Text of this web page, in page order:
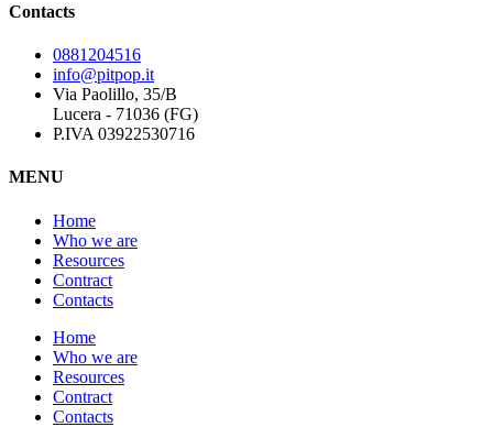
Contacts
0881204516
info@pitpop.it
Via Paolillo, 35/B
Lucera - 71036 (FG)
P.IVA 03922530716
MENU
Home
Who we are
Resources
Contract
Contacts
Home
Who we are
Resources
Contract
Contacts